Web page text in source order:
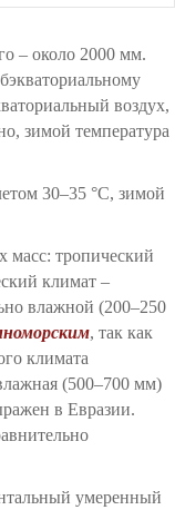
– около 2000 мм.
воздух,
зимой температура
30–35 °С, зимой
масс: тропический
климат –
влажной (200–250
, так как
климата
(500–700 мм)
в Евразии.
умеренный